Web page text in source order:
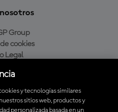
Group
cookies
Legal
compra
y tecnologías similares
sitios web, productos y
personalizada basada en un